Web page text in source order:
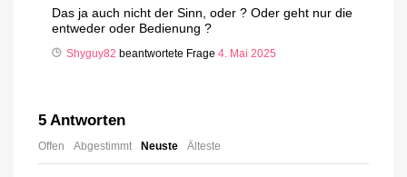
Das ja auch nicht der Sinn, oder ? Oder geht nur die
entweder oder Bedienung ?
Shyguy82 beantwortete Frage 4. Mai 2025
5 Antworten
Offen Abgestimmt Neuste Älteste